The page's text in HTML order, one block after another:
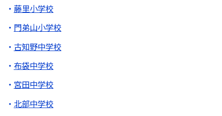
藤里小学校
門弟山小学校
古知野中学校
布袋中学校
宮田中学校
北部中学校